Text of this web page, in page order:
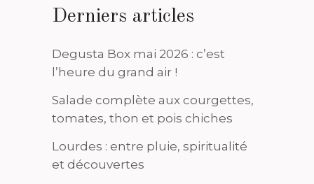
Derniers articles
Degusta Box mai 2026 : c’est
l’heure du grand air !
Salade complète aux courgettes,
tomates, thon et pois chiches
Lourdes : entre pluie, spiritualité
et découvertes